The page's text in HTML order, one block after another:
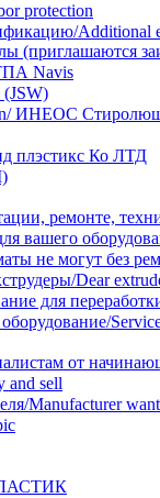
protection
Additional
(приглашаются
Navis
ИНЕОС
плэстикс Ко ЛТД
ремонте,
вашего
не могут без
Dear
для
от
sell
Manufacturer